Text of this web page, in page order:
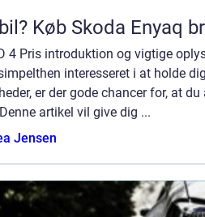
Køb Skoda Enyaq
4 Pris introduktion og vigtige
interesseret i at holde
er der gode chancer for, at
artikel vil give dig ...
Jensen